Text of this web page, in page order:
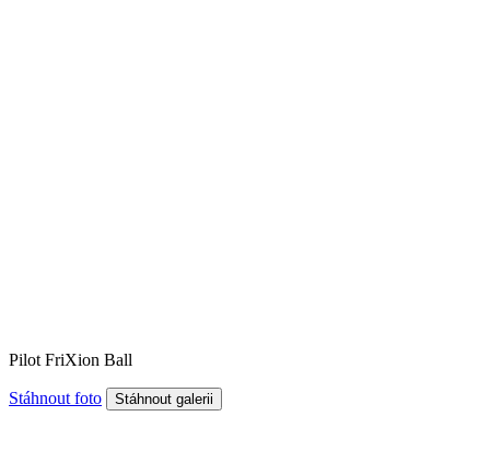
Pilot FriXion Ball
Stáhnout foto